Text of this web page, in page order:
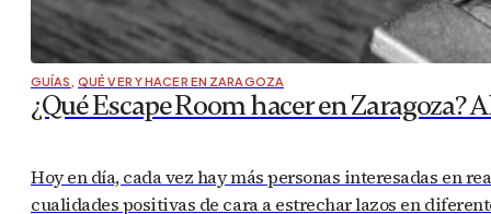
GUÍAS , QUÉ VER Y HACER EN ZARAGOZA
¿Qué Escape Room hacer en Zaragoza?
Hoy en día, cada vez hay más personas interesadas en
cualidades positivas de cara a estrechar lazos en